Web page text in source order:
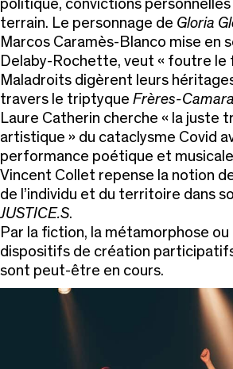
politique, convictions
terrain. Le personnage de Gloria
Marcos Caramès-Blanco mise en
Delaby-Rochette, veut « foutre le
Maladroits digèrent leurs
travers le triptyque Frères-
Laure Catherin cherche « la juste
artistique » du cataclysme Covid
performance poétique et musicale
Vincent Collet repense la notion
de l’individu et du territoire dans
JUSTICE.S.
Par la fiction, la métamorphose
dispositifs de création
sont peut-être en cours.